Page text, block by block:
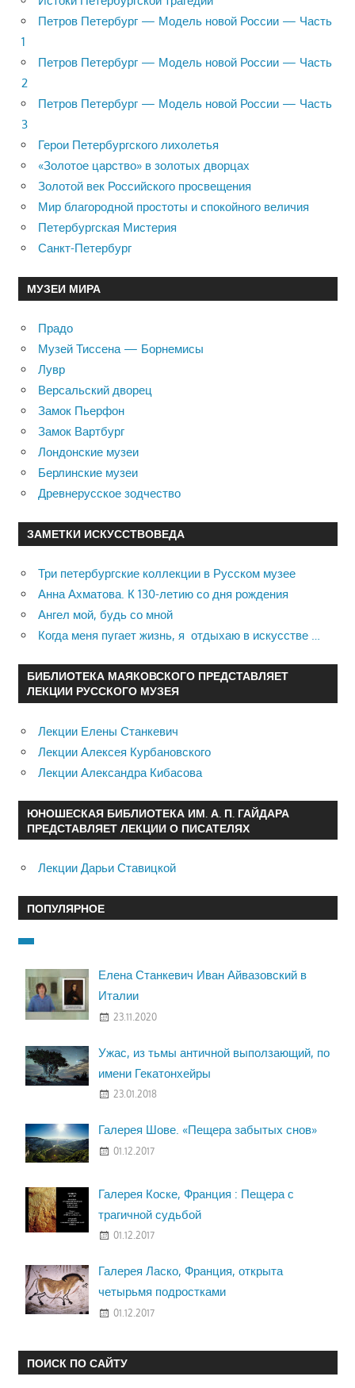
Петров Петербург — Модель новой России — Часть
1
Петров Петербург — Модель новой России — Часть
2
Петров Петербург — Модель новой России — Часть
3
Герои Петербургского лихолетья
«Золотое царство» в золотых дворцах
Золотой век Российского просвещения
Мир благородной простоты и спокойного величия
Петербургская Мистерия
Санкт-Петербург
МУЗЕИ МИРА
Прадо
Музей Тиссена — Борнемисы
Лувр
Версальский дворец
Замок Пьерфон
Замок Вартбург
Лондонские музеи
Берлинские музеи
Древнерусское зодчество
ЗАМЕТКИ ИСКУССТВОВЕДА
Три петербургские коллекции в Русском музее
Анна Ахматова. К 130-летию со дня рождения
Ангел мой, будь со мной
Когда меня пугает жизнь, я отдыхаю в искусстве …
БИБЛИОТЕКА МАЯКОВСКОГО ПРЕДСТАВЛЯЕТ
ЛЕКЦИИ РУССКОГО МУЗЕЯ
Лекции Елены Станкевич
Лекции Алексея Курбановского
Лекции Александра Кибасова
ЮНОШЕСКАЯ БИБЛИОТЕКА ИМ. А. П. ГАЙДАРА
ПРЕДСТАВЛЯЕТ ЛЕКЦИИ О ПИСАТЕЛЯХ
Лекции Дарьи Ставицкой
ПОПУЛЯРНОЕ
Елена Станкевич Иван Айвазовский в
Италии
23.11.2020
Ужас, из тьмы античной выползающий, по
имени Гекатонхейры
23.01.2018
Галерея Шове. «Пещера забытых снов»
01.12.2017
Галерея Коске, Франция : Пещера с
трагичной судьбой
01.12.2017
Галерея Ласко, Франция, открыта
четырьмя подростками
01.12.2017
ПОИСК ПО САЙТУ